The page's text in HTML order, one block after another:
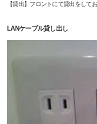
【貸出】フロントにて貸出をしてお
LANケーブル貸し出し